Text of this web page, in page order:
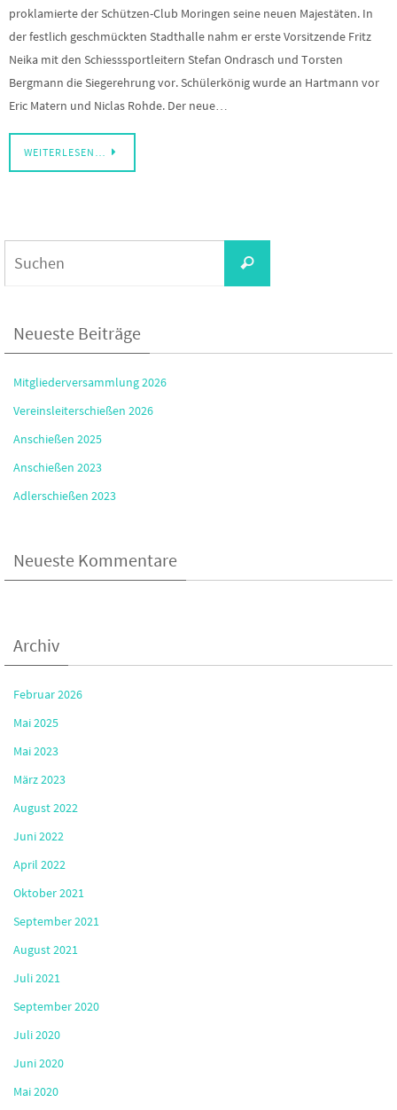
proklamierte der Schützen-Club Moringen seine neuen Majestäten. In
der festlich geschmückten Stadthalle nahm er erste Vorsitzende Fritz
Neika mit den Schiesssportleitern Stefan Ondrasch und Torsten
Bergmann die Siegerehrung vor. Schülerkönig wurde an Hartmann vor
Eric Matern und Niclas Rohde. Der neue…
WEITERLESEN…
Suchen
Neueste Beiträge
Mitgliederversammlung 2026
Vereinsleiterschießen 2026
Anschießen 2025
Anschießen 2023
Adlerschießen 2023
Neueste Kommentare
Archiv
Februar 2026
Mai 2025
Mai 2023
März 2023
August 2022
Juni 2022
April 2022
Oktober 2021
September 2021
August 2021
Juli 2021
September 2020
Juli 2020
Juni 2020
Mai 2020